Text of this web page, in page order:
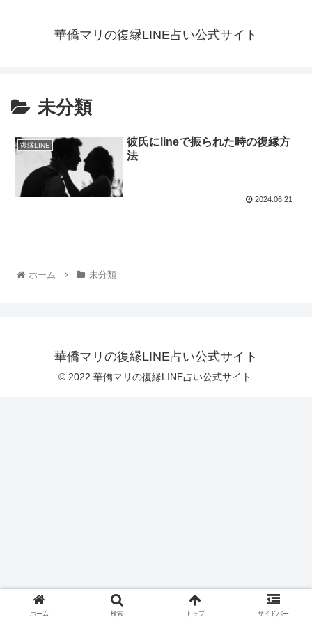
華僑マリの復縁LINE占い公式サイト
未分類
復縁LINE
彼氏にlineで振られた時の復縁方
法
2024.06.21
ホーム 未分類
華僑マリの復縁LINE占い公式サイト
© 2022 華僑マリの復縁LINE占い公式サイト.
ホーム 検索 トップ サイドバー